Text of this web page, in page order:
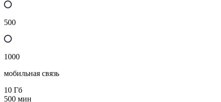
500
1000
мобильная связь
10 Гб
500 мин